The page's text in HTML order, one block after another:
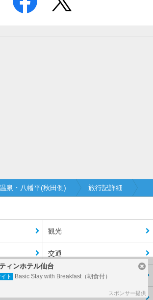
ィンホテル仙台
ト Basic Stay with Breakfast（朝食付）
スポンサー提供
泉・八幡平(秋田側) 旅行記詳細
観光
交通
クチコミ